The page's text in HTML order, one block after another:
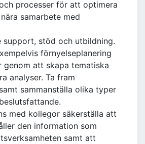
processer för att optimera
samarbete med
support, stöd och utbildning.
förnyelseplanering
genom att skapa tematiska
analyser. Ta fram
sammanställa olika typer
med kollegor säkerställa att
den information som
samt att